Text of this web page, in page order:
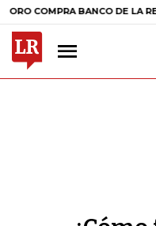
COMPRA BANCO DE LA